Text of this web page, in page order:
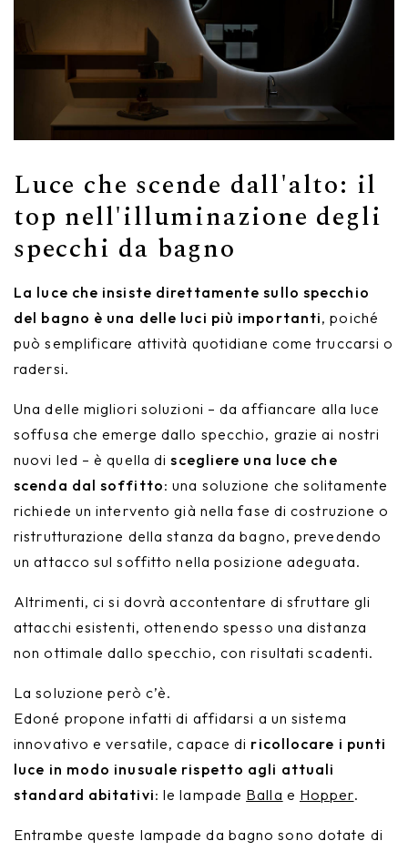
Luce che scende dall'alto: il
top nell'illuminazione degli
specchi da bagno
La luce che insiste direttamente sullo specchio
del bagno è una delle luci più importanti, poiché
può semplificare attività quotidiane come truccarsi o
radersi.
Una delle migliori soluzioni – da affiancare alla luce
soffusa che emerge dallo specchio, grazie ai nostri
nuovi led – è quella discegliere una luce che
scenda dal soffitto: una soluzione che solitamente
richiede un intervento già nella fase di costruzione o
ristrutturazione della stanza da bagno, prevedendo
un attacco sul soffitto nella posizione adeguata.
Altrimenti, ci si dovrà accontentare di sfruttare gli
attacchi esistenti, ottenendo spesso una distanza
non ottimale dallo specchio, con risultati scadenti.
La soluzione però c’è.
Edoné propone infatti di affidarsi a un sistema
innovativo e versatile, capace di ricollocare i punti
luce in modo inusuale rispetto agli attuali
standard abitativi: le lampade Balla e Hopper.
Entrambe queste lampade da bagno sono dotate di